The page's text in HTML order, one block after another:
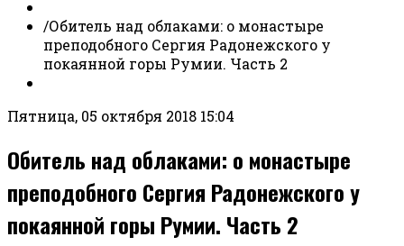
/Обитель над облаками: о монастыре
преподобного Сергия Радонежского у
покаянной горы Румии. Часть 2
Пятница, 05 октября 2018 15:04
Обитель над облаками: о монастыре
преподобного Сергия Радонежского у
покаянной горы Румии. Часть 2